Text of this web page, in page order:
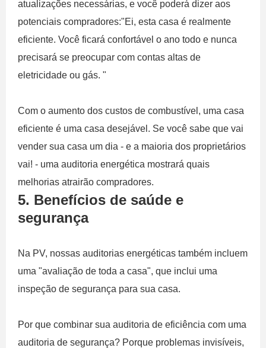
atualizações necessárias, e você poderá dizer aos
potenciais compradores:"Ei, esta casa é realmente
eficiente. Você ficará confortável o ano todo e nunca
precisará se preocupar com contas altas de
eletricidade ou gás. "
Com o aumento dos custos de combustível, uma casa
eficiente é uma casa desejável. Se você sabe que vai
vender sua casa um dia - e a maioria dos proprietários
vai! - uma auditoria energética mostrará quais
melhorias atrairão compradores.
5. Benefícios de saúde e
segurança
Na PV, nossas auditorias energéticas também incluem
uma "avaliação de toda a casa", que inclui uma
inspeção de segurança para sua casa.
Por que combinar sua auditoria de eficiência com uma
auditoria de segurança? Porque problemas invisíveis,